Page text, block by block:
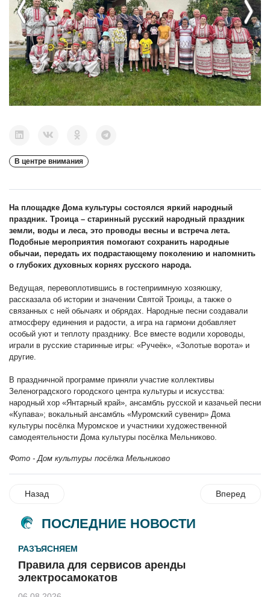
Previous Next
В центре внимания
На площадке Дома культуры состоялся яркий народный
праздник. Троица – старинный русский народный праздник
земли, воды и леса, это проводы весны и встреча лета.
Подобные мероприятия помогают сохранить народные
обычаи, передать их подрастающему поколению и напомнить
о глубоких духовных корнях русского народа.
Ведущая, перевоплотившись в гостеприимную хозяюшку,
рассказала об истории и значении Святой Троицы, а также о
связанных с ней обычаях и обрядах. Народные песни создавали
атмосферу единения и радости, а игра на гармони добавляет
особый уют и теплоту празднику. Все вместе водили хороводы,
играли в русские старинные игры: «Ручеёк», «Золотые ворота» и
другие.
В праздничной программе приняли участие коллективы
Зеленоградского городского центра культуры и искусства:
народный хор «Янтарный край», ансамбль русской и казачьей песни
«Купава»; вокальный ансамбль «Муромский сувенир» Дома
культуры посёлка Муромское и участники художественной
самодеятельности Дома культуры посёлка Мельниково.
Фото - Дом культуры посёлка Мельниково
Назад Вперед
ПОСЛЕДНИЕ НОВОСТИ
РАЗЪЯСНЯЕМ
Правила для сервисов аренды
электросамокатов